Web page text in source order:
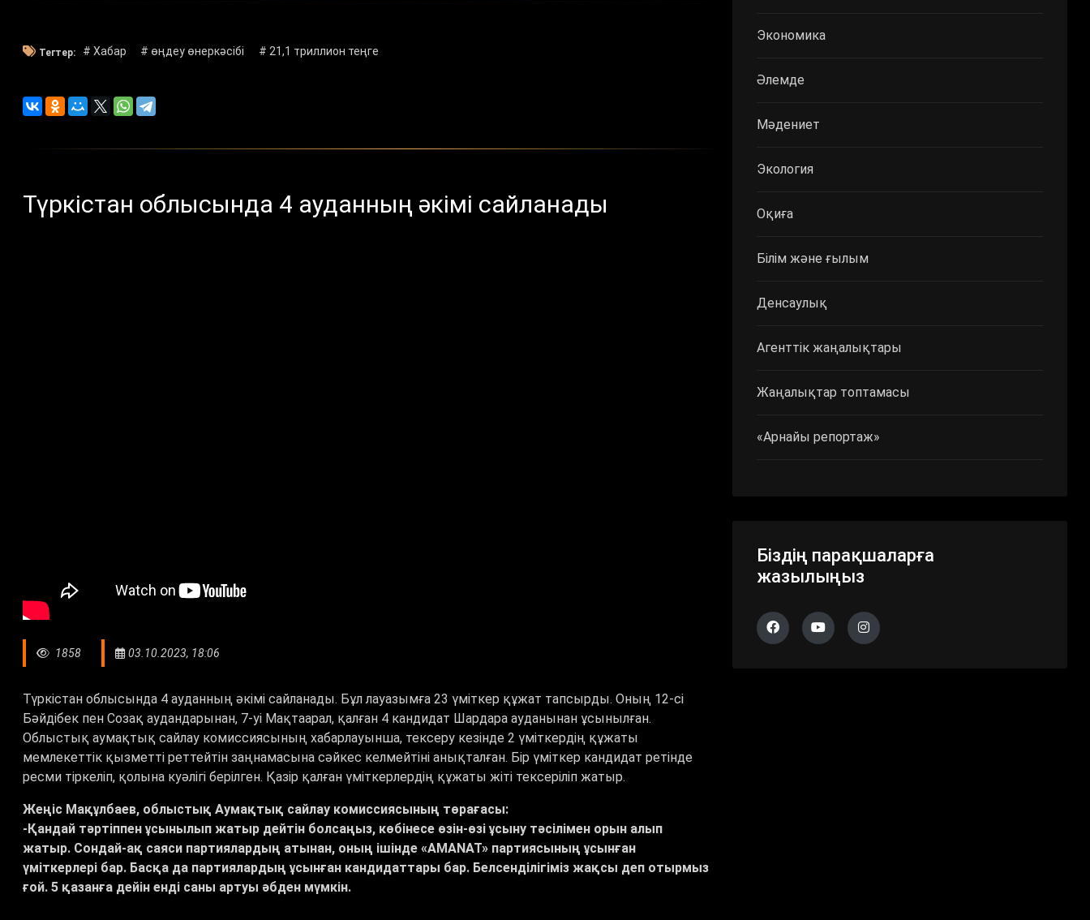
Тегтер: # Хабар # өңдеу өнеркәсібі # 21,1 триллион теңге
Түркістан облысында 4 ауданның әкімі сайланады
1858 03.10.2023, 18:06
Түркістан облысында 4 ауданның әкімі сайланады. Бұл лауазымға 23 үміткер құжат тапсырды. Оның 12-сі
Бәйдібек пен Созақ аудандарынан, 7-уі Мақтаарал, қалған 4 кандидат Шардара ауданынан ұсынылған.
Облыстық аумақтық сайлау комиссиясының хабарлауынша, тексеру кезінде 2 үміткердің құжаты
мемлекеттік қызметті реттейтін заңнамасына сәйкес келмейтіні анықталған. Бір үміткер кандидат ретінде
ресми тіркеліп, қолына куәлігі берілген. Қазір қалған үміткерлердің құжаты жіті тексеріліп жатыр.
Жеңіс Мақұлбаев, облыстық Аумақтық сайлау комиссиясының төрағасы:
-Қандай тәртіппен ұсынылып жатыр дейтін болсаңыз, көбінесе өзін-өзі ұсыну тәсілімен орын алып
жатыр. Сондай-ақ саяси партиялардың атынан, оның ішінде «AMANAT» партиясының ұсынған
үміткерлері бар. Басқа да партиялардың ұсынған кандидаттары бар. Белсенділігіміз жақсы деп отырмыз
ғой. 5 қазанға дейін енді саны артуы әбден мүмкін.
Экономика
Әлемде
Мәдениет
Экология
Оқиға
Білім және ғылым
Денсаулық
Агенттік жаңалықтары
Жаңалықтар топтамасы
«Арнайы репортаж»
Біздің парақшаларға
жазылыңыз